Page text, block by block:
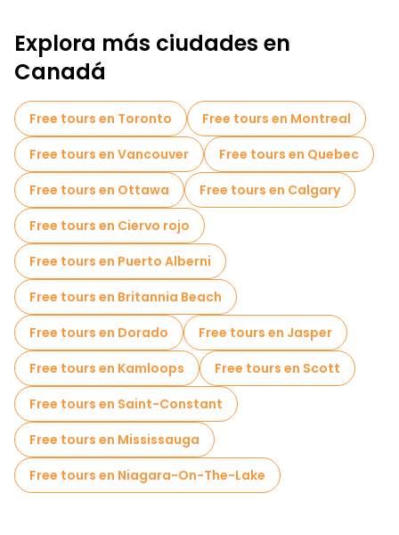
Explora más ciudades en
Canadá
Free tours en Toronto
Free tours en Montreal
Free tours en Vancouver
Free tours en Quebec
Free tours en Ottawa
Free tours en Calgary
Free tours en Ciervo rojo
Free tours en Puerto Alberni
Free tours en Britannia Beach
Free tours en Dorado
Free tours en Jasper
Free tours en Kamloops
Free tours en Scott
Free tours en Saint-Constant
Free tours en Mississauga
Free tours en Niagara-On-The-Lake